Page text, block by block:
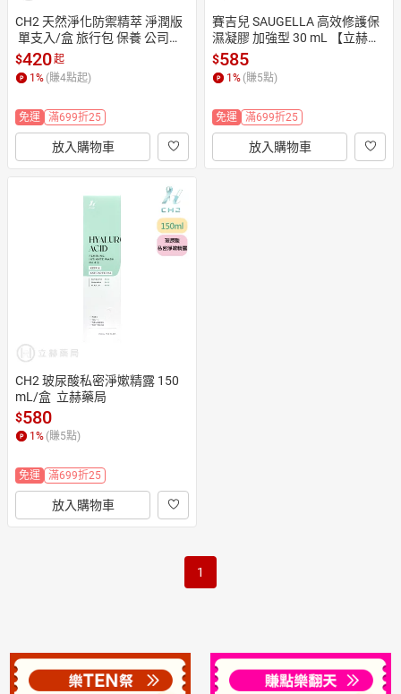
CH2 天然淨化防禦精萃 淨潤版
單支入/盒 旅行包 保養 公司貨
【立赫藥局】
$420起
1% (賺4點起)
免運 滿699折25
放入購物車
賽吉兒 SAUGELLA 高效修護保
濕凝膠 加強型 30 mL 【立赫藥
局】
$585
1% (賺5點)
免運 滿699折25
放入購物車
CH2 玻尿酸私密淨嫰精露 150
mL/盒  立赫藥局
$580
1 % (賺5點)
免運 滿699折25
放入購物車
1